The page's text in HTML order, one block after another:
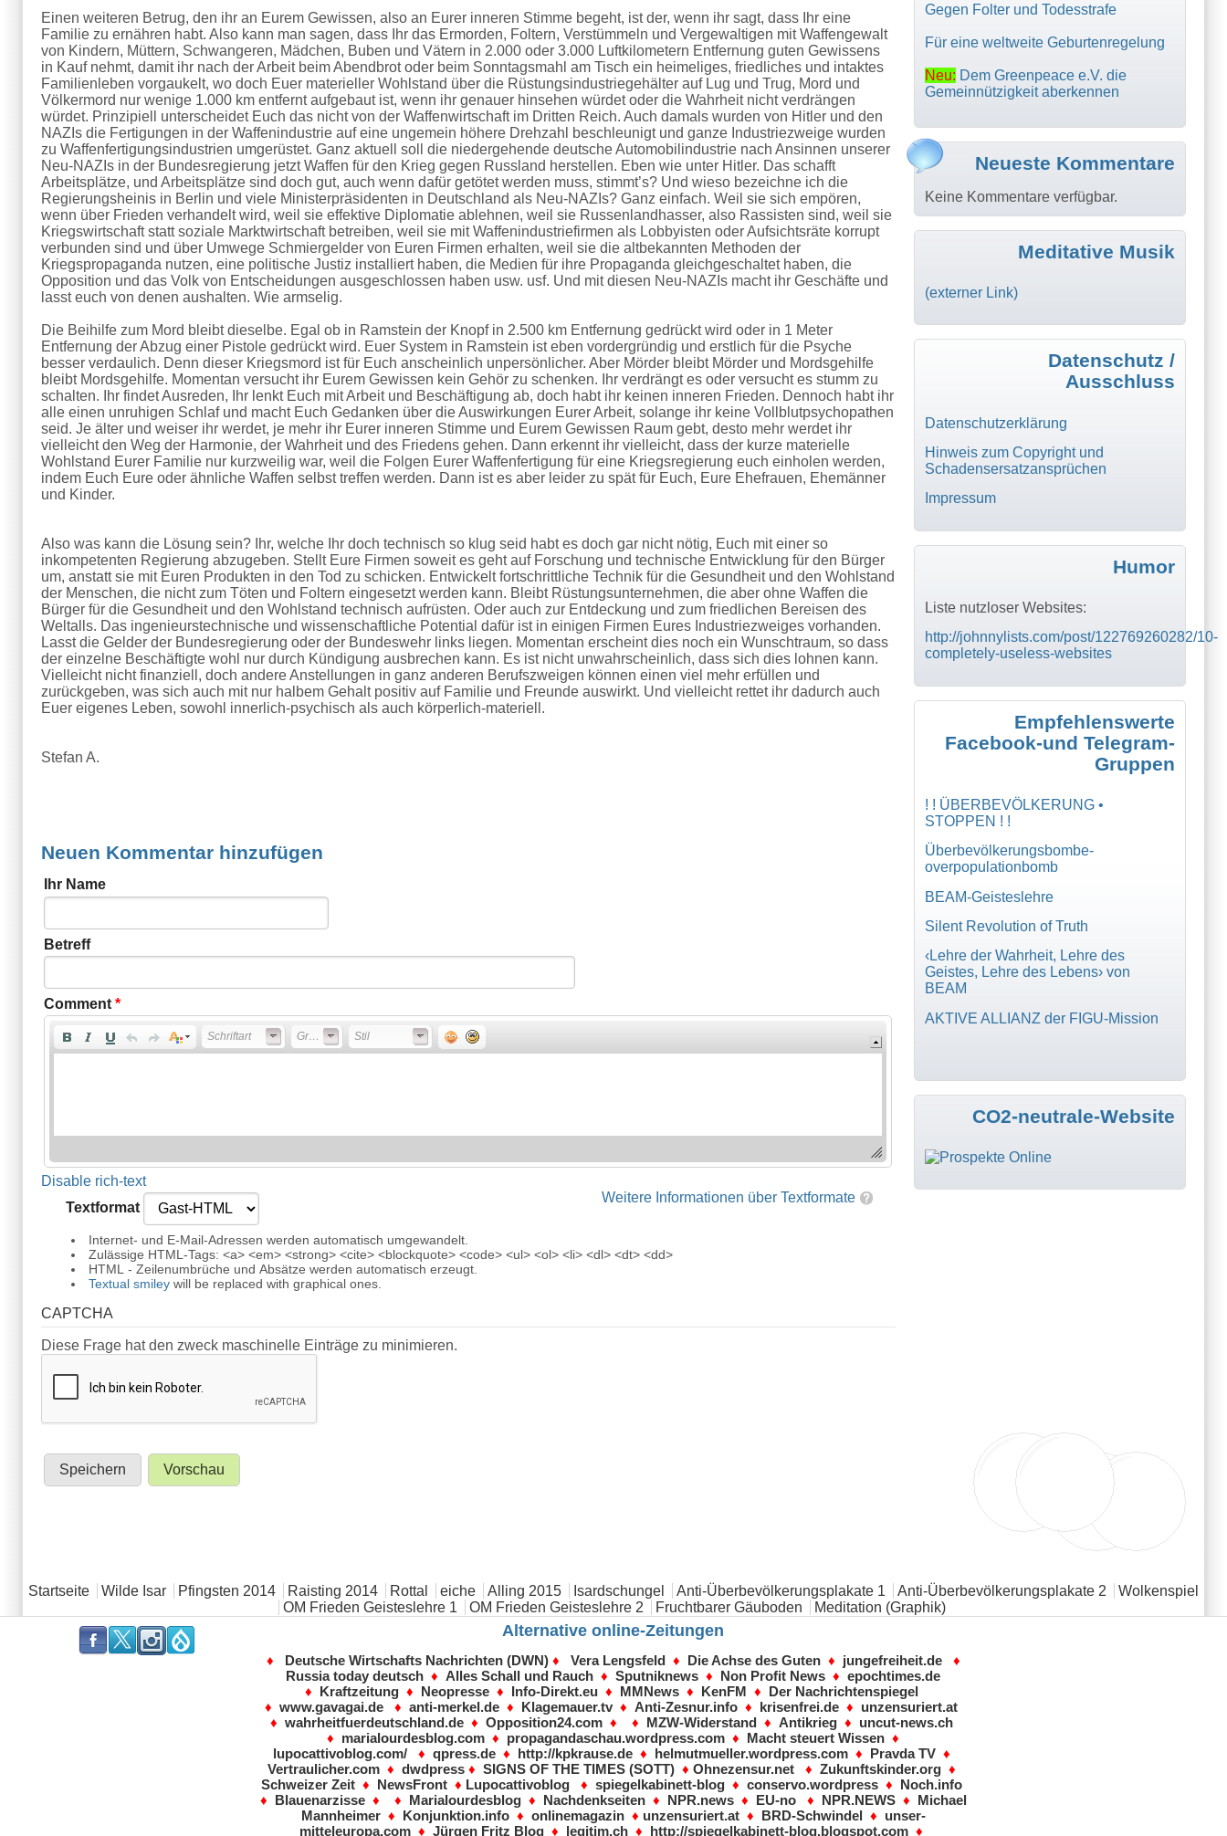
Einen weiteren Betrug, den ihr an Eurem Gewissen, also an Eurer inneren Stimme begeht, ist der, wenn ihr sagt, dass Ihr eine
Familie zu ernähren habt. Also kann man sagen, dass Ihr das Ermorden, Foltern, Verstümmeln und Vergewaltigen mit Waffengewalt
von Kindern, Müttern, Schwangeren, Mädchen, Buben und Vätern in 2.000 oder 3.000 Luftkilometern Entfernung guten Gewissens
in Kauf nehmt, damit ihr nach der Arbeit beim Abendbrot oder beim Sonntagsmahl am Tisch ein heimeliges, friedliches und intaktes
Familienleben vorgaukelt, wo doch Euer materieller Wohlstand über die Rüstungsindustriegehälter auf Lug und Trug, Mord und
Völkermord nur wenige 1.000 km entfernt aufgebaut ist, wenn ihr genauer hinsehen würdet oder die Wahrheit nicht verdrängen
würdet. Prinzipiell unterscheidet Euch das nicht von der Waffenwirtschaft im Dritten Reich. Auch damals wurden von Hitler und den
NAZIs die Fertigungen in der Waffenindustrie auf eine ungemein höhere Drehzahl beschleunigt und ganze Industriezweige wurden
zu Waffenfertigungsindustrien umgerüstet. Ganz aktuell soll die niedergehende deutsche Automobilindustrie nach Ansinnen unserer
Neu-NAZIs in der Bundesregierung jetzt Waffen für den Krieg gegen Russland herstellen. Eben wie unter Hitler. Das schafft
Arbeitsplätze, und Arbeitsplätze sind doch gut, auch wenn dafür getötet werden muss, stimmt’s? Und wieso bezeichne ich die
Regierungsheinis in Berlin und viele Ministerpräsidenten in Deutschland als Neu-NAZIs? Ganz einfach. Weil sie sich empören,
wenn über Frieden verhandelt wird, weil sie effektive Diplomatie ablehnen, weil sie Russenlandhasser, also Rassisten sind, weil sie
Kriegswirtschaft statt soziale Marktwirtschaft betreiben, weil sie mit Waffenindustriefirmen als Lobbyisten oder Aufsichtsräte korrupt
verbunden sind und über Umwege Schmiergelder von Euren Firmen erhalten, weil sie die altbekannten Methoden der
Kriegspropaganda nutzen, eine politische Justiz installiert haben, die Medien für ihre Propaganda gleichgeschaltet haben, die
Opposition und das Volk von Entscheidungen ausgeschlossen haben usw. usf. Und mit diesen Neu-NAZIs macht ihr Geschäfte und
lasst euch von denen aushalten. Wie armselig.
Die Beihilfe zum Mord bleibt dieselbe. Egal ob in Ramstein der Knopf in 2.500 km Entfernung gedrückt wird oder in 1 Meter
Entfernung der Abzug einer Pistole gedrückt wird. Euer System in Ramstein ist eben vordergründig und erstlich für die Psyche
besser verdaulich. Denn dieser Kriegsmord ist für Euch anscheinlich unpersönlicher. Aber Mörder bleibt Mörder und Mordsgehilfe
bleibt Mordsgehilfe. Momentan versucht ihr Eurem Gewissen kein Gehör zu schenken. Ihr verdrängt es oder versucht es stumm zu
schalten. Ihr findet Ausreden, Ihr lenkt Euch mit Arbeit und Beschäftigung ab, doch habt ihr keinen inneren Frieden. Dennoch habt ihr
alle einen unruhigen Schlaf und macht Euch Gedanken über die Auswirkungen Eurer Arbeit, solange ihr keine Vollblutpsychopathen
seid. Je älter und weiser ihr werdet, je mehr ihr Eurer inneren Stimme und Eurem Gewissen Raum gebt, desto mehr werdet ihr
vielleicht den Weg der Harmonie, der Wahrheit und des Friedens gehen. Dann erkennt ihr vielleicht, dass der kurze materielle
Wohlstand Eurer Familie nur kurzweilig war, weil die Folgen Eurer Waffenfertigung für eine Kriegsregierung euch einholen werden,
indem Euch Eure oder ähnliche Waffen selbst treffen werden. Dann ist es aber leider zu spät für Euch, Eure Ehefrauen, Ehemänner
und Kinder.
Also was kann die Lösung sein? Ihr, welche Ihr doch technisch so klug seid habt es doch gar nicht nötig, Euch mit einer so
inkompetenten Regierung abzugeben. Stellt Eure Firmen soweit es geht auf Forschung und technische Entwicklung für den Bürger
um, anstatt sie mit Euren Produkten in den Tod zu schicken. Entwickelt fortschrittliche Technik für die Gesundheit und den Wohlstand
der Menschen, die nicht zum Töten und Foltern eingesetzt werden kann. Bleibt Rüstungsunternehmen, die aber ohne Waffen die
Bürger für die Gesundheit und den Wohlstand technisch aufrüsten. Oder auch zur Entdeckung und zum friedlichen Bereisen des
Weltalls. Das ingenieurstechnische und wissenschaftliche Potential dafür ist in einigen Firmen Eures Industriezweiges vorhanden.
Lasst die Gelder der Bundesregierung oder der Bundeswehr links liegen. Momentan erscheint dies noch ein Wunschtraum, so dass
der einzelne Beschäftigte wohl nur durch Kündigung ausbrechen kann. Es ist nicht unwahrscheinlich, dass sich dies lohnen kann.
Vielleicht nicht finanziell, doch andere Anstellungen in ganz anderen Berufszweigen können einen viel mehr erfüllen und
zurückgeben, was sich auch mit nur halbem Gehalt positiv auf Familie und Freunde auswirkt. Und vielleicht rettet ihr dadurch auch
Euer eigenes Leben, sowohl innerlich-psychisch als auch körperlich-materiell.
Stefan A.
Neuen Kommentar hinzufügen
Ihr Name
Betreff
Comment*
Schriftart Größe Stil
Disable rich-text
Weitere Informationen über Textformate
Textformat
Internet- und E-Mail-Adressen werden automatisch umgewandelt.
Zulässige HTML-Tags: <a> <em> <strong> <cite> <blockquote> <code> <ul> <ol> <li> <dl> <dt> <dd>
HTML - Zeilenumbrüche und Absätze werden automatisch erzeugt.
Textual smiley will be replaced with graphical ones.
CAPTCHA
Diese Frage hat den zweck maschinelle Einträge zu minimieren.
Gegen Folter und Todesstrafe
Für eine weltweite Geburtenregelung
Neu: Dem Greenpeace e.V. die
Gemeinnützigkeit aberkennen
Neueste Kommentare
Keine Kommentare verfügbar.
Meditative Musik
(externer Link)
Datenschutz /
Ausschluss
Datenschutzerklärung
Hinweis zum Copyright und
Schadensersatzansprüchen
Impressum
Humor
Liste nutzloser Websites:
http://johnnylists.com/post/122769260282/10-
completely-useless-websites
Empfehlenswerte
Facebook-und Telegram-
Gruppen
! ! ÜBERBEVÖLKERUNG •
STOPPEN ! !
Überbevölkerungsbombe-
overpopulationbomb
BEAM-Geisteslehre
Silent Revolution of Truth
‹Lehre der Wahrheit, Lehre des
Geistes, Lehre des Lebens› von
BEAM
AKTIVE ALLIANZ der FIGU-Mission
CO2-neutrale-Website
Hauptmenü
Startseite Wilde Isar Pfingsten 2014 Raisting 2014 Rottal eiche Alling 2015 Isardschungel Anti-Überbevölkerungsplakate 1 Anti-Überbevölkerungsplakate 2
Wolkenspiel
OM Frieden Geisteslehre 1
OM Frieden Geisteslehre 2 Fruchtbarer Gäuboden Meditation (Graphik)
. . . . Alternative online-Zeitungen
♦ Deutsche Wirtschafts Nachrichten (DWN)♦ Vera Lengsfeld♦ Die Achse des Guten♦ jungefreiheit.de
♦
Russia today deutsch ♦Alles Schall und Rauch ♦Sputniknews ♦ Non Profit News ♦epochtimes.de
♦ Kraftzeitung♦ Neopresse♦ Info-Direkt.eu♦ MMNews♦ KenFM ♦ Der Nachrichtenspiegel
♦www.gavagai.de ♦anti-merkel.de ♦ Klagemauer.tv ♦Anti-Zesnur.info ♦ krisenfrei.de ♦ unzensuriert.at
♦ wahrheitfuerdeutschland.de♦ Opposition24.com ♦ ♦ MZW-Widerstand ♦ Antikrieg♦ uncut-news.ch
♦ marialourdesblog.com ♦ propagandaschau.wordpress.com ♦ Macht steuert Wissen ♦
lupocattivoblog.com/
♦ qpress.de♦ http://kpkrause.de ♦ helmutmueller.wordpress.com♦ Pravda TV ♦
Vertraulicher.com♦ dwdpress ♦ SIGNS OF THE TIMES (SOTT) ♦ Ohnezensur.net♦ Zukunftskinder.org♦
Schweizer Zeit♦ NewsFront♦ Lupocattivoblog♦ spiegelkabinett-blog♦ conservo.wordpress♦ Noch.info
♦ Blauenarzisse♦ ♦ Marialourdesblog♦ Nachdenkseiten♦ NPR.news♦ EU-no♦ NPR.NEWS♦ Michael
Mannheimer♦ Konjunktion.info♦ onlinemagazin♦ unzensuriert.at♦ BRD-Schwindel ♦ unser-
mitteleuropa.com ♦Jürgen Fritz Blog ♦ legitim.ch ♦ http://spiegelkabinett-blog.blogspot.com ♦